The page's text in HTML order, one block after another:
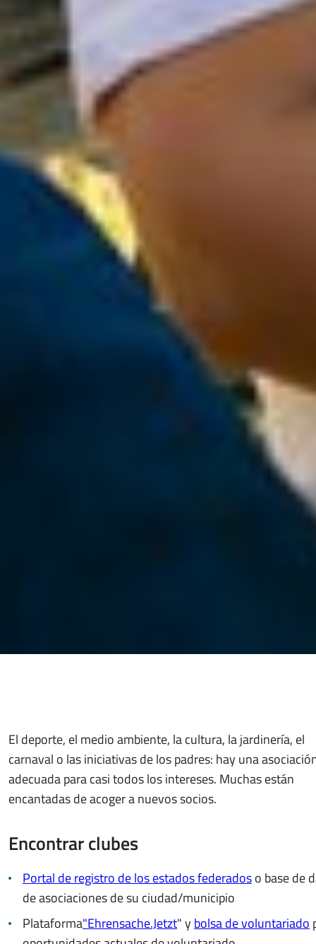
El deporte, el medio ambiente, la cultura, la jardinería, el
carnaval o las iniciativas de los padres: hay una
adecuada para casi todos los intereses. Muchas están
encantadas de acoger a nuevos socios.
Encontrar clubes
Portal de registro de los estados federadoso base de
de asociaciones de su ciudad/municipio
Plataforma"Ehrensache.Jetzt" ybolsa de voluntariado